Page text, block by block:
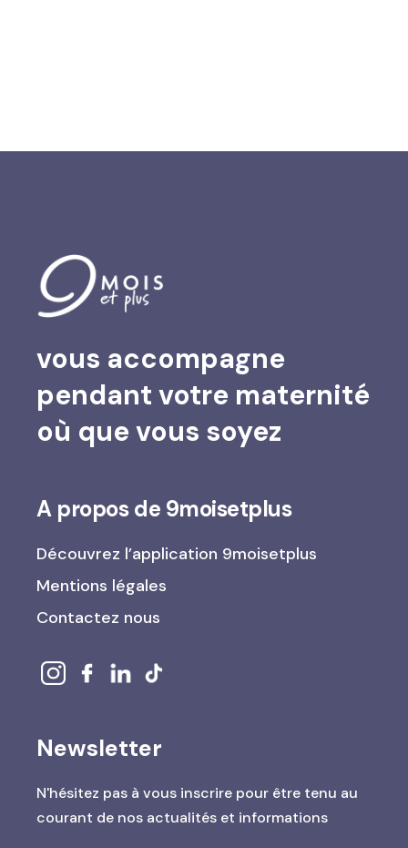
vous accompagne
pendant votre maternité
où que vous soyez
A propos de 9moisetplus
Découvrez l’application 9moisetplus
Mentions légales
Contactez nous
Newsletter
N'hésitez pas à vous inscrire pour être tenu au
courant de nos actualités et informations